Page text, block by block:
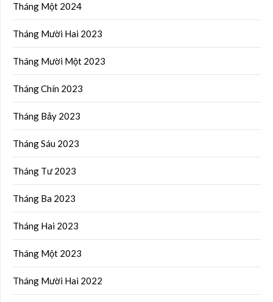
Tháng Một 2024
Tháng Mười Hai 2023
Tháng Mười Một 2023
Tháng Chín 2023
Tháng Bảy 2023
Tháng Sáu 2023
Tháng Tư 2023
Tháng Ba 2023
Tháng Hai 2023
Tháng Một 2023
Tháng Mười Hai 2022